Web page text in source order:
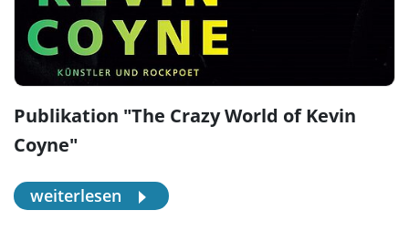
Publikation "The Crazy World of Kevin
Coyne"
weiterlesen